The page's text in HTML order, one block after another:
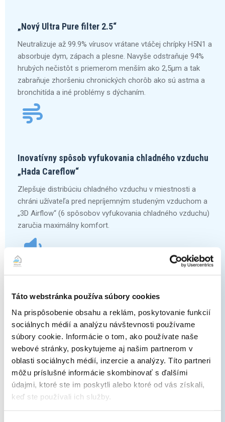
Táto webstránka používa súbory cookies
Na prispôsobenie obsahu a reklám, poskytovanie funkcií
sociálnych médií a analýzu návštevnosti používame
súbory cookie. Informácie o tom, ako používate naše
webové stránky, poskytujeme aj našim partnerom v
oblasti sociálnych médií, inzercie a analýzy. Títo partneri
môžu príslušné informácie skombinovať s ďalšími
údajmi, ktoré ste im poskytli alebo ktoré od vás získali,
keď ste používali ich služby.
„Nový Ultra Pure filter 2.5“
Neutralizuje až 99.9% vírusov vrátane vtáčej chrípky H5N1 a
absorbuje dym, zápach a plesne. Navyše odstraňuje 94%
hrubých nečistôt s priemerom menším ako 2,5µm a tak
zabraňuje zhoršeniu chronických chorôb ako sú astma a
bronchitída a iné problémy s dýchaním.
Inovatívny spôsob vyfukovania chladného vzduchu
„Hada Careflow“
Zlepšuje distribúciu chladného vzduchu v miestnosti a
chráni užívateľa pred nepríjemným studeným vzduchom a
„3D Airflow“ (6 spôsobov vyfukovania chladného vzduchu)
zaručia maximálny komfort.
Funkcia „Quiet“ a „Silent“
Funkcia „Quiet“ (absolútne ticho) znižuje hlučnosť
vnútornej jednotky na 19 dB a funkcia „Silent“ znižuje
hlučnosť vonkajšej jednotky na 37 dB a zabezpečia vám
tak pokojný a komfortný spánok.
Funkcia samočistenia